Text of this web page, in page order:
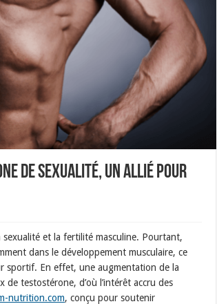
de Sexualité, un Allié pour
et la fertilité masculine. Pourtant,
dans le développement musculaire, ce
sportif. En effet, une augmentation de la
testostérone, d’où l’intérêt accru des
nutrition.com, conçu pour soutenir